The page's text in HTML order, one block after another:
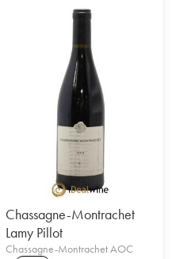
Chassagne-Montrachet
Lamy Pillot
Chassagne-Montrachet AOC